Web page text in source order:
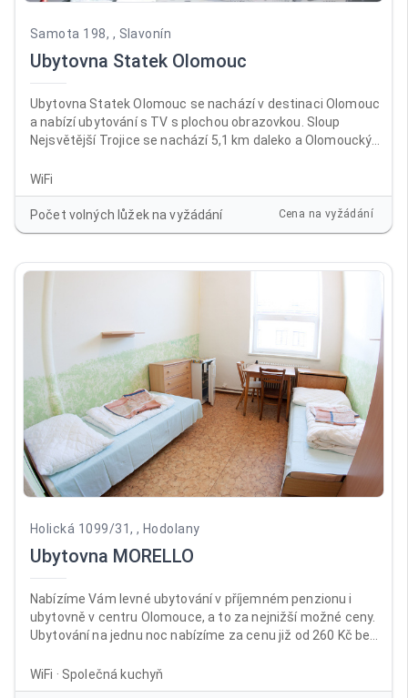
Samota 198, , Slavonín
Ubytovna Statek Olomouc
Ubytovna Statek Olomouc se nachází v destinaci Olomouc
a nabízí ubytování s TV s plochou obrazovkou. Sloup
Nejsvětější Trojice se nachází 5,1 km daleko a Olomoucký
prostorách a na místě je k dispozici soukromé parkoviště.
WiFi
Počet volných lůžek na vyžádání Cena na vyžádání
Holická 1099/31, , Hodolany
Ubytovna MORELLO
Nabízíme Vám levné ubytování v příjemném penzionu i
ubytovně v centru Olomouce, a to za nejnižší možné ceny.
Ubytování na jednu noc nabízíme za cenu již od 260 Kč bez
a WiFi ZDARMA. Ubytovnu i penzion najdete téměř v centru
města Olomouc, a to na výborně dostupném místě v areálu
WiFi · Společná kuchyň